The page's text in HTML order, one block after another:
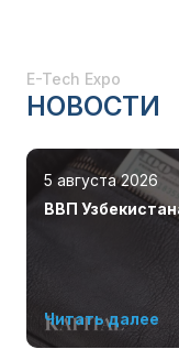
E-Tech Expo
НОВОСТИ
5 августа 2026
ВВП
Читать далее